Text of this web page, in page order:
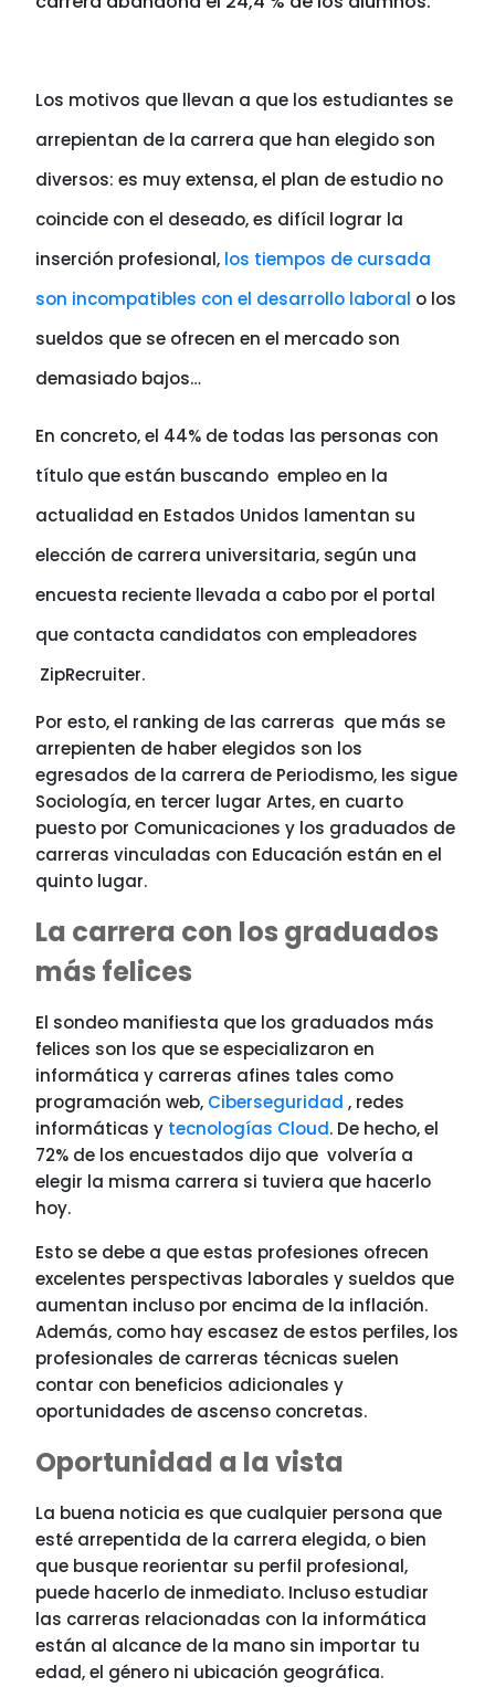
Los motivos que llevan a que los estudiantes se
arrepientan de la carrera que han elegido son
diversos: es muy extensa, el plan de estudio no
coincide con el deseado, es difícil lograr la
inserción profesional, los tiempos de cursada
son incompatibles con el desarrollo laboral o los
sueldos que se ofrecen en el mercado son
demasiado bajos…
En concreto, el 44% de todas las personas con
título que están buscando empleo en la
actualidad en Estados Unidos lamentan su
elección de carrera universitaria, según una
encuesta reciente llevada a cabo por el portal
que contacta candidatos con empleadores
ZipRecruiter.
Por esto, el ranking de las carreras que más se
arrepienten de haber elegidos son los
egresados de la carrera de Periodismo, les sigue
Sociología, en tercer lugar Artes, en cuarto
puesto por Comunicaciones y los graduados de
carreras vinculadas con Educación están en el
quinto lugar.
La carrera con los graduados
más felices
El sondeo manifiesta que los graduados más
felices son los que se especializaron en
informática y carreras afines tales como
programación web, Ciberseguridad , redes
informáticas y tecnologías Cloud. De hecho, el
72% de los encuestados dijo que volvería a
elegir la misma carrera si tuviera que hacerlo
hoy.
Esto se debe a que estas profesiones ofrecen
excelentes perspectivas laborales y sueldos que
aumentan incluso por encima de la inflación.
Además, como hay escasez de estos perfiles, los
profesionales de carreras técnicas suelen
contar con beneficios adicionales y
oportunidades de ascenso concretas.
Oportunidad a la vista
La buena noticia es que cualquier persona que
esté arrepentida de la carrera elegida, o bien
que busque reorientar su perfil profesional,
puede hacerlo de inmediato. Incluso estudiar
las carreras relacionadas con la informática
están al alcance de la mano sin importar tu
edad, el género ni ubicación geográfica.